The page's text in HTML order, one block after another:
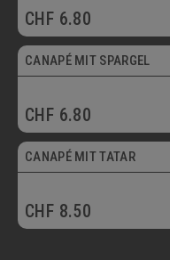
CHF 6.80
CANAPÉ MIT SPARGEL
CHF 6.80
CANAPÉ MIT TATAR
CHF 8.50